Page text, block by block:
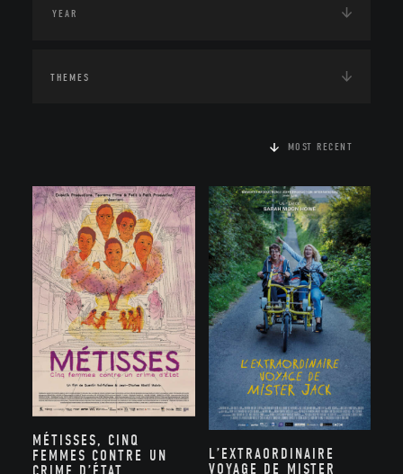
THEMES
MOST RECENT
MÉTISSES, CINQ
FEMMES CONTRE UN
L’EXTRAORDINAIRE
VOYAGE DE MISTER